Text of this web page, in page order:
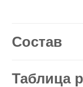
Состав
Таблица